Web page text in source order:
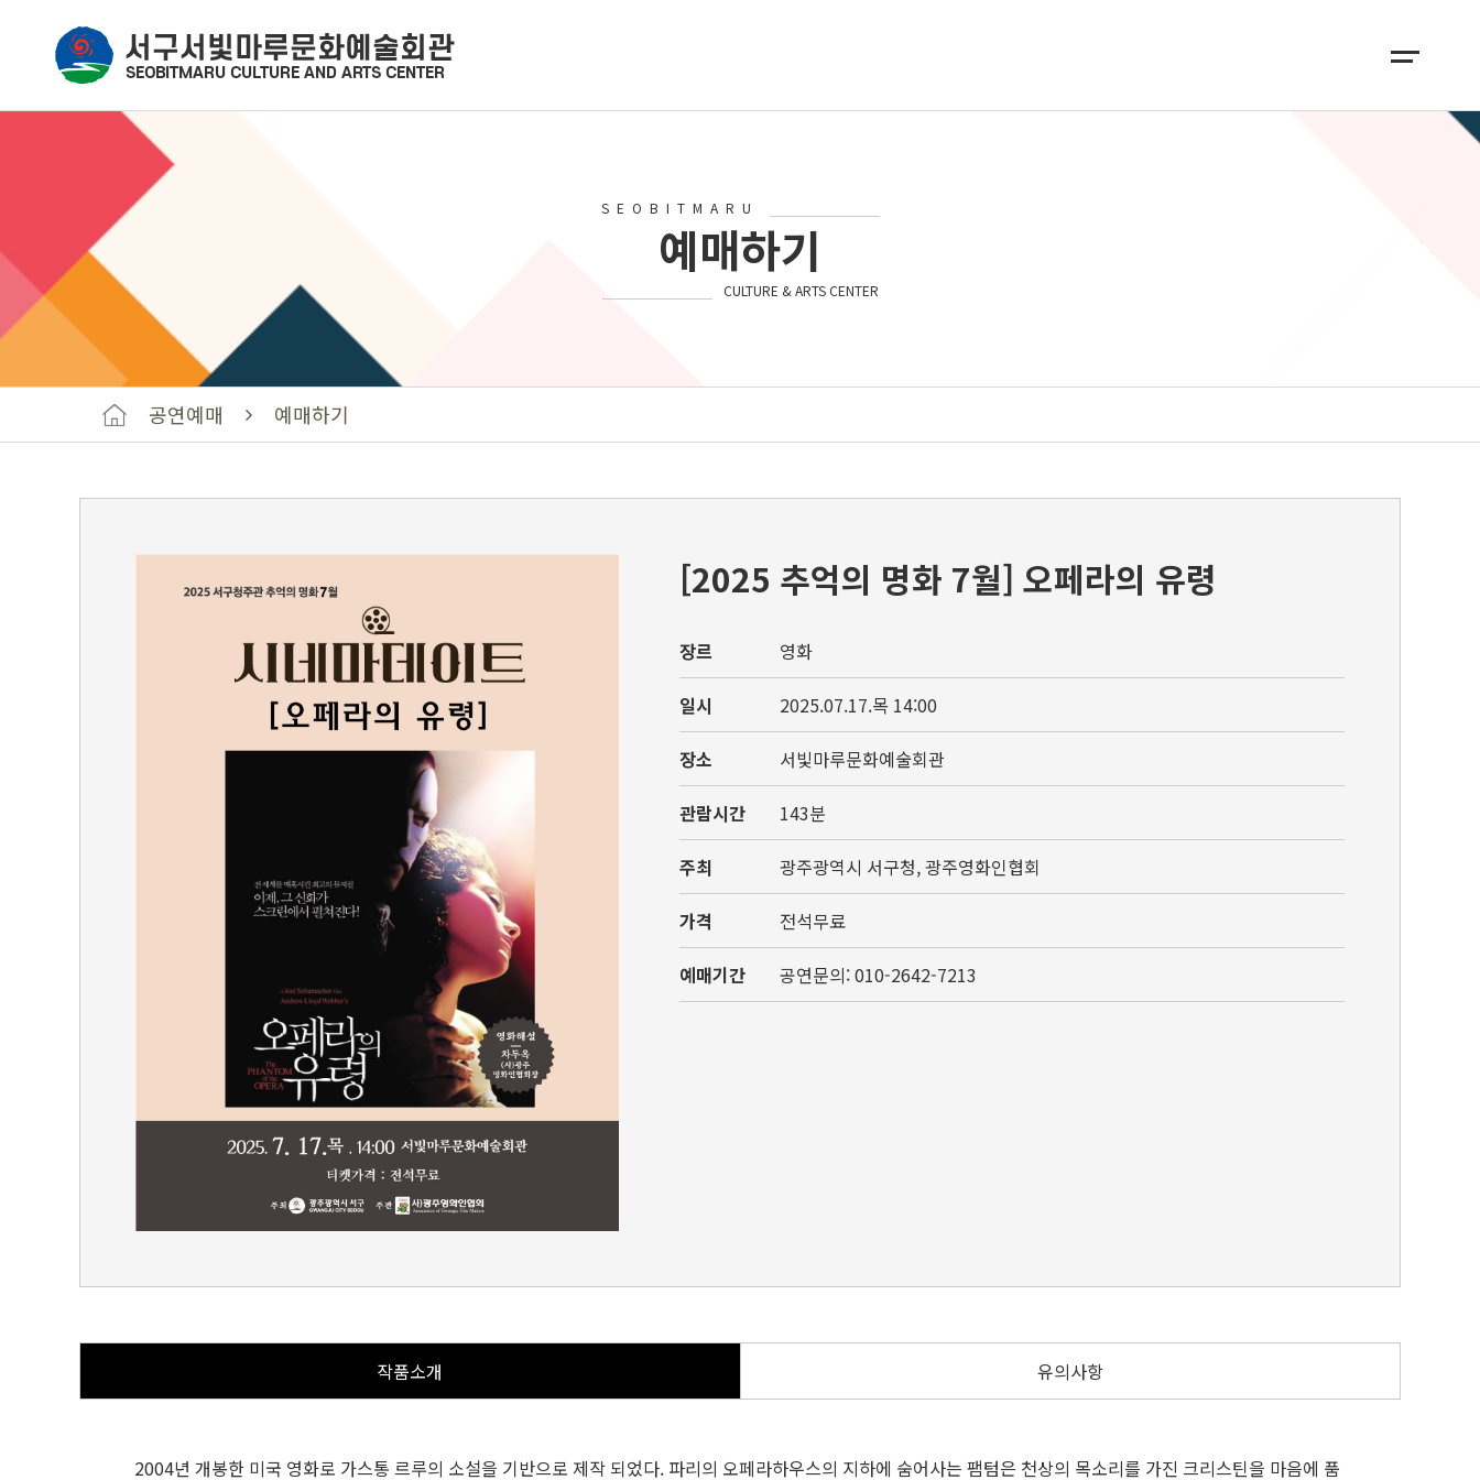
SEOBITMARU
예매하기
CULTURE & ARTS CENTER
공연예매 예매하기
[2025 추억의 명화 7월] 오페라의 유령
장르 영화
일시 2025.07.17.목 14:00
장소 서빛마루문화예술회관
관람시간 143분
주최 광주광역시 서구청, 광주영화인협회
가격 전석무료
예매기간 공연문의: 010-2642-7213
작품소개 유의사항
2004년 개봉한 미국 영화로 가스통 르루의 소설을 기반으로 제작 되었다. 파리의 오페라하우스의 지하에 숨어사는 팸텀은 천상의 목소리를 가진 크리스틴을 마음에 품